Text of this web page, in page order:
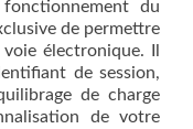
du
de permettre
électronique. Il
de session,
de charge
de votre